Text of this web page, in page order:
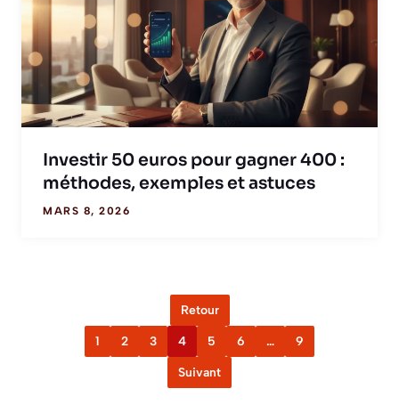
Investir 50 euros pour gagner 400 :
méthodes, exemples et astuces
MARS 8, 2026
Retour
1 2 3 4 5 6 … 9
Suivant